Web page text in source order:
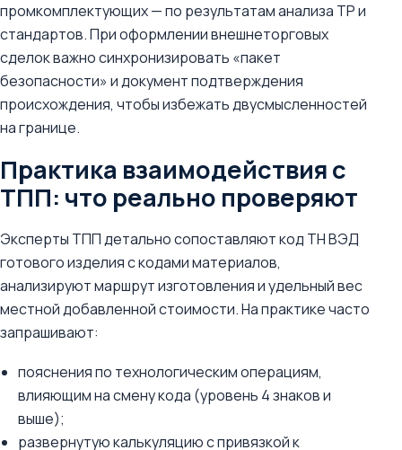
промкомплектующих — по результатам анализа ТР и
стандартов. При оформлении внешнеторговых
сделок важно синхронизировать «пакет
безопасности» и документ подтверждения
происхождения, чтобы избежать двусмысленностей
на границе.
Практика взаимодействия с
ТПП: что реально проверяют
Эксперты ТПП детально сопоставляют код ТН ВЭД
готового изделия с кодами материалов,
анализируют маршрут изготовления и удельный вес
местной добавленной стоимости. На практике часто
запрашивают:
пояснения по технологическим операциям,
влияющим на смену кода (уровень 4 знаков и
выше);
развернутую калькуляцию с привязкой к